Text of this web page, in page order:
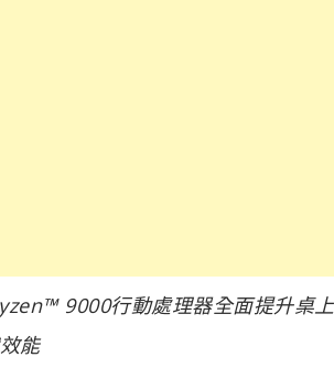
9000行動處理器全面提升桌
能